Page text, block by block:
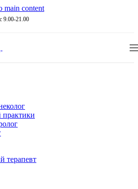
main content
9.00-21.00
терапевт